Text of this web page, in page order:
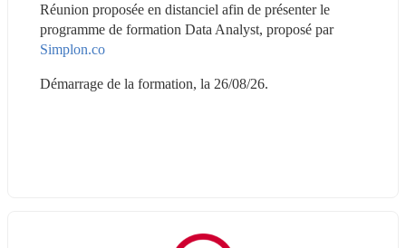
Réunion proposée en distanciel afin de présenter le
programme de formation Data Analyst, proposé par
Simplon.co
Démarrage de la formation, la 26/08/26.